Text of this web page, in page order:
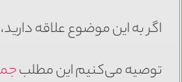
اگر به این موضوع علاقه
توصیه می‌کنیم این مطلب